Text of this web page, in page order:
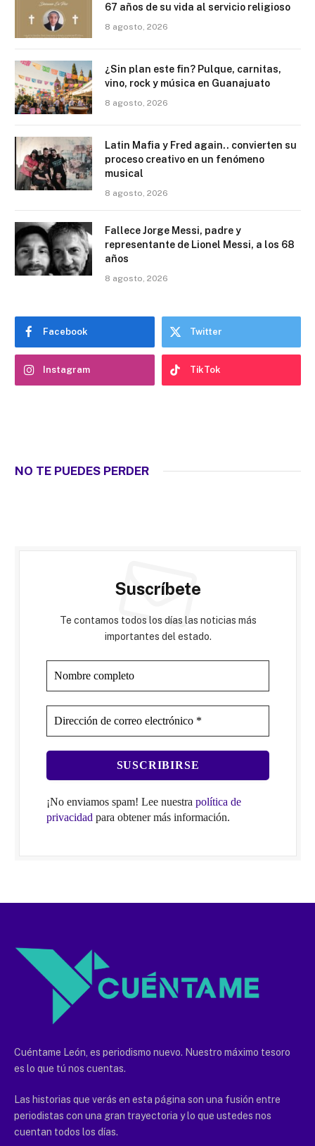
67 años de su vida al servicio religioso
8 agosto, 2026
¿Sin plan este fin? Pulque, carnitas,
vino, rock y música en Guanajuato
8 agosto, 2026
Latin Mafia y Fred again.. convierten su
proceso creativo en un fenómeno
musical
8 agosto, 2026
Fallece Jorge Messi, padre y
representante de Lionel Messi, a los 68
años
8 agosto, 2026
Facebook Twitter
Instagram TikTok
NO TE PUEDES PERDER
Suscríbete
Te contamos todos los días las noticias más
importantes del estado.
¡No enviamos spam! Lee nuestra política de
privacidad para obtener más información.
Cuéntame León, es periodismo nuevo. Nuestro máximo tesoro
es lo que tú nos cuentas.
Las historias que verás en esta página son una fusión entre
periodistas con una gran trayectoria y lo que ustedes nos
cuentan todos los días.